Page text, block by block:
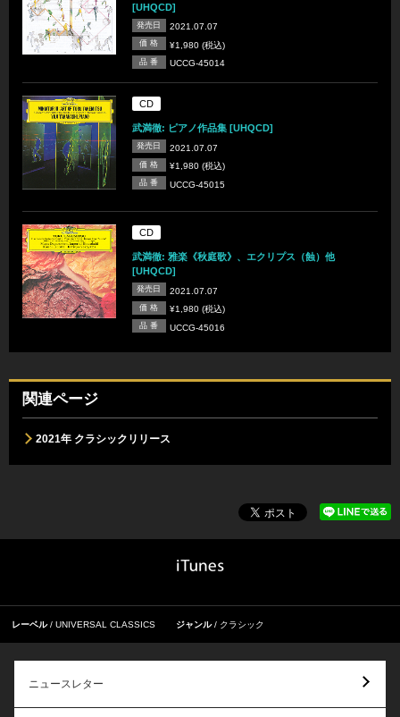
[UHQCD]
発売日 2021.07.07
価 格 ¥1,980 (税込)
品 番 UCCG-45014
CD
武満徹: ピアノ作品集 [UHQCD]
発売日 2021.07.07
価 格 ¥1,980 (税込)
品 番 UCCG-45015
CD
武満徹: 雅楽《秋庭歌》、エクリプス（蝕）他
[UHQCD]
発売日 2021.07.07
価 格 ¥1,980 (税込)
品 番 UCCG-45016
関連ページ
2021年 クラシックリリース
レーベル UNIVERSAL CLASSICS ジャンル クラシック
ニュースレター